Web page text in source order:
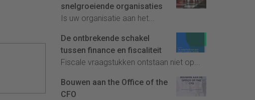
snelgroeiende organisaties
Is uw organisatie aan het...
De ontbrekende schakel
tussen finance en fiscaliteit
Fiscale vraagstukken ontstaan niet op...
Bouwen aan the Office of the
CFO